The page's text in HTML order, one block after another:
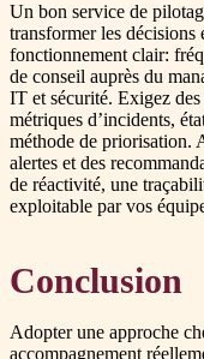
Un bon service de
transformer les décisions
fonctionnement clair:
de conseil auprès du
IT et sécurité. Exigez
métriques d’incidents,
méthode de priorisation.
alertes et des
de réactivité, une
exploitable par vos
Conclusion
Adopter une approche
accompagnement